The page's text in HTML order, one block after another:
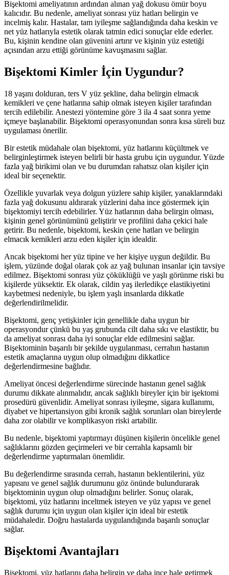
Bişektomi ameliyatının ardından alınan yağ dokusu ömür boyu
kalıcıdır. Bu nedenle, ameliyat sonrası yüz hatları belirgin ve
incelmiş kalır. Hastalar, tam iyileşme sağlandığında daha keskin ve
net yüz hatlarıyla estetik olarak tatmin edici sonuçlar elde ederler.
Bu, kişinin kendine olan güvenini artırır ve kişinin yüz estetiği
açısından arzu ettiği görünüme kavuşmasını sağlar.
Bişektomi Kimler İçin Uygundur?
18 yaşını dolduran, ters V yüz şekline, daha belirgin elmacık
kemikleri ve çene hatlarına sahip olmak isteyen kişiler tarafından
tercih edilebilir. Anestezi yöntemine göre 3 ila 4 saat sonra yeme
içmeye başlanabilir. Bişektomi operasyonundan sonra kısa süreli buz
uygulaması önerilir.
Bir estetik müdahale olan bişektomi, yüz hatlarını küçültmek ve
belirginleştirmek isteyen belirli bir hasta grubu için uygundur. Yüzde
fazla yağ birikimi olan ve bu durumdan rahatsız olan kişiler için
ideal bir seçenektir.
Özellikle yuvarlak veya dolgun yüzlere sahip kişiler, yanaklarındaki
fazla yağ dokusunu aldırarak yüzlerini daha ince göstermek için
bişektomiyi tercih edebilirler. Yüz hatlarının daha belirgin olması,
kişinin genel görünümünü geliştirir ve profilini daha çekici hale
getirir. Bu nedenle, bişektomi, keskin çene hatları ve belirgin
elmacık kemikleri arzu eden kişiler için idealdir.
Ancak bişektomi her yüz tipine ve her kişiye uygun değildir. Bu
işlem, yüzünde doğal olarak çok az yağ bulunan insanlar için tavsiye
edilmez. Bişektomi sonrası yüz çöküklüğü ve yaşlı görünme riski bu
kişilerde yüksektir. Ek olarak, cildin yaş ilerledikçe elastikiyetini
kaybetmesi nedeniyle, bu işlem yaşlı insanlarda dikkatle
değerlendirilmelidir.
Bişektomi, genç yetişkinler için genellikle daha uygun bir
operasyondur çünkü bu yaş grubunda cilt daha sıkı ve elastiktir, bu
da ameliyat sonrası daha iyi sonuçlar elde edilmesini sağlar.
Bişektominin başarılı bir şekilde uygulanması, cerrahın hastanın
estetik amaçlarına uygun olup olmadığını dikkatlice
değerlendirmesine bağlıdır.
Ameliyat öncesi değerlendirme sürecinde hastanın genel sağlık
durumu dikkate alınmalıdır, ancak sağlıklı bireyler için bir işektomi
prosedürü güvenlidir. Ameliyat sonrası iyileşme, sigara kullanımı,
diyabet ve hipertansiyon gibi kronik sağlık sorunları olan bireylerde
daha zor olabilir ve komplikasyon riski artabilir.
Bu nedenle, bişektomi yaptırmayı düşünen kişilerin öncelikle genel
sağlıklarını gözden geçirmeleri ve bir cerrahla kapsamlı bir
değerlendirme yaptırmaları önemlidir.
Bu değerlendirme sırasında cerrah, hastanın beklentilerini, yüz
yapısını ve genel sağlık durumunu göz önünde bulundurarak
bişektominin uygun olup olmadığını belirler. Sonuç olarak,
bişektomi, yüz hatlarını inceltmek isteyen ve yüz yapısı ve genel
sağlık durumu için uygun olan kişiler için ideal bir estetik
müdahaledir. Doğru hastalarda uygulandığında başarılı sonuçlar
sağlar.
Bişektomi Avantajları
Bişektomi, yüz hatlarını daha belirgin ve daha ince hale getirmek